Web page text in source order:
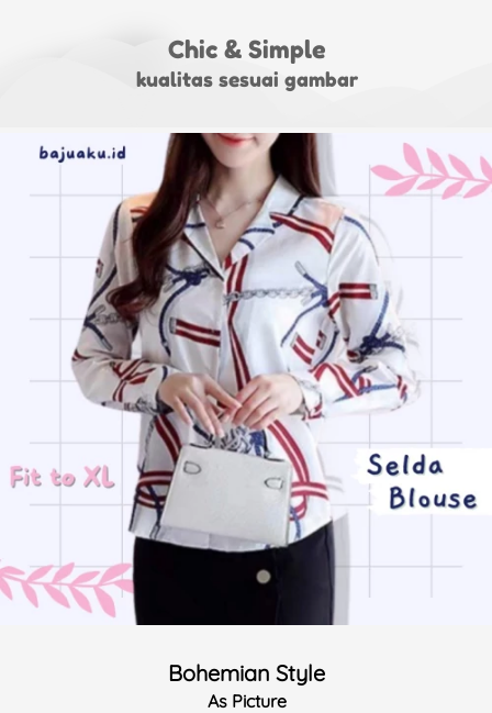
Chic & Simple
kualitas sesuai gambar
Bohemian Style
As Picture